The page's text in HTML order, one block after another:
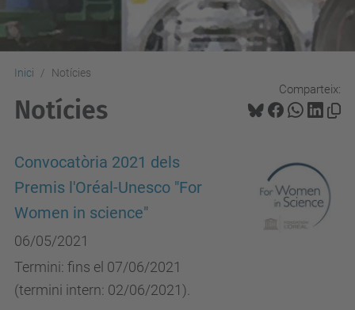
Inici Notícies
Comparteix:
Notícies
Convocatòria 2021 dels
Premis l'Oréal-Unesco "For
Women in science"
06/05/2021
Termini: fins el 07/06/2021
(termini intern: 02/06/2021).